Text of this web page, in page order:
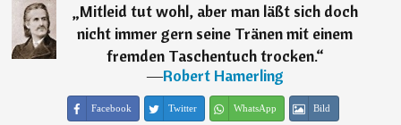
„Mitleid tut wohl, aber man läßt sich doch
nicht immer gern seine Tränen mit einem
fremden Taschentuch trocken.“
―Robert Hamerling
Facebook Twitter WhatsApp Bild